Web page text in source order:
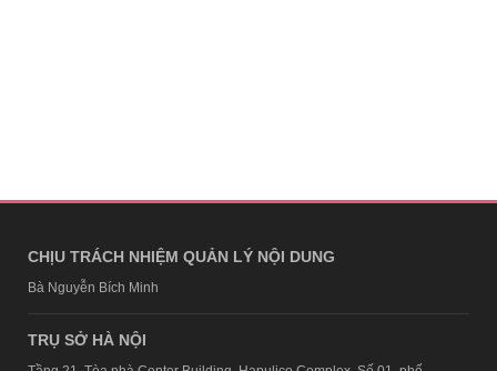
CHỊU TRÁCH NHIỆM QUẢN LÝ NỘI DUNG
Bà Nguyễn Bích Minh
TRỤ SỞ HÀ NỘI